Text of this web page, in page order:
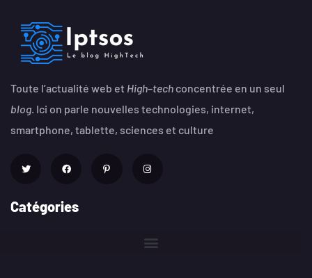
Toute l’actualité web et High–tech concentrée en un seul
blog . Ici on parle nouvelles technologies, internet,
smartphone, tablette, sciences et culture
Catégories